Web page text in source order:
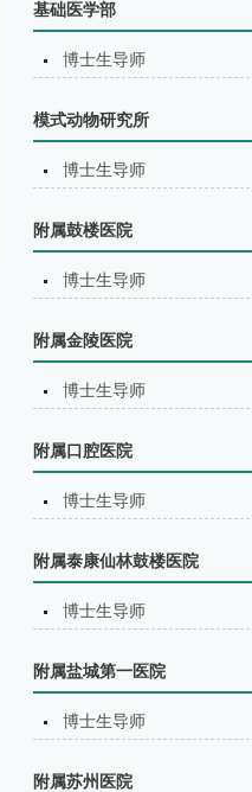
基础医学部
博士生导师
模式动物研究所
博士生导师
附属鼓楼医院
博士生导师
附属金陵医院
博士生导师
附属口腔医院
博士生导师
附属泰康仙林鼓楼医院
博士生导师
附属盐城第⼀医院
博士生导师
附属苏州医院